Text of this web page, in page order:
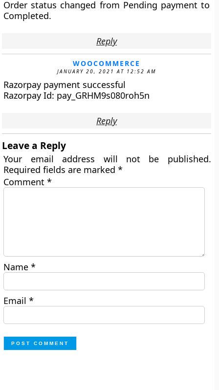
Order status changed from Pending payment to
Completed.
Reply
WOOCOMMERCE
JANUARY 20, 2021 AT 12:52 AM
Razorpay payment successful
Razorpay Id: pay_GRHM9s080roh5n
Reply
Leave a Reply
Your email address will not be published.
Required fields are marked*
Comment*
Name*
Email*